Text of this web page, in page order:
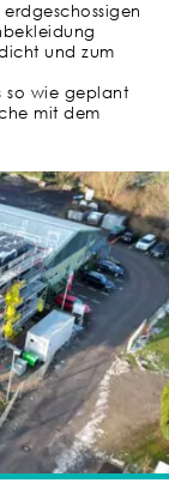
und zum
so wie geplant
mit dem